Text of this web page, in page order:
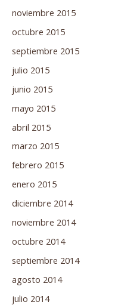
noviembre 2015
octubre 2015
septiembre 2015
julio 2015
junio 2015
mayo 2015
abril 2015
marzo 2015
febrero 2015
enero 2015
diciembre 2014
noviembre 2014
octubre 2014
septiembre 2014
agosto 2014
julio 2014